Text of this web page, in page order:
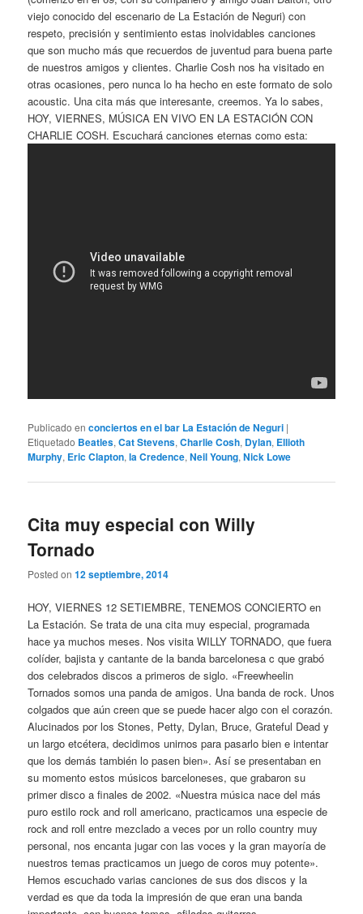
viejo conocido del escenario de La Estación de Neguri) con
respeto, precisión y sentimiento estas inolvidables canciones
que son mucho más que recuerdos de juventud para buena parte
de nuestros amigos y clientes. Charlie Cosh nos ha visitado en
otras ocasiones, pero nunca lo ha hecho en este formato de solo
acoustic. Una cita más que interesante, creemos. Ya lo sabes,
HOY, VIERNES, MÚSICA EN VIVO EN LA ESTACIÓN CON
CHARLIE COSH. Escuchará canciones eternas como esta:
Publicado en conciertos en el bar La Estación de Neguri |
Etiquetado Beatles,Cat Stevens,Charlie Cosh, Dylan, Ellioth
Murphy, Eric Clapton,la Credence,Neil Young,Nick Lowe
Cita muy especial con Willy
Tornado
Posted on12 septiembre, 2014
HOY, VIERNES 12 SETIEMBRE, TENEMOS CONCIERTO en
La Estación. Se trata de una cita muy especial, programada
hace ya muchos meses. Nos visita WILLY TORNADO, que fuera
colíder, bajista y cantante de la banda barcelonesa c que grabó
dos celebrados discos a primeros de siglo. «Freewheelin
Tornados somos una panda de amigos. Una banda de rock. Unos
colgados que aún creen que se puede hacer algo con el corazón.
Alucinados por los Stones, Petty, Dylan, Bruce, Grateful Dead y
un largo etcétera, decidimos unirnos para pasarlo bien e intentar
que los demás también lo pasen bien». Así se presentaban en
su momento estos músicos barceloneses, que grabaron su
primer disco a finales de 2002. «Nuestra música nace del más
puro estilo rock and roll americano, practicamos una especie de
rock and roll entre mezclado a veces por un rollo country muy
personal, nos encanta jugar con las voces y la gran mayoría de
nuestros temas practicamos un juego de coros muy potente».
Hemos escuchado varias canciones de sus dos discos y la
verdad es que da toda la impresión de que eran una banda